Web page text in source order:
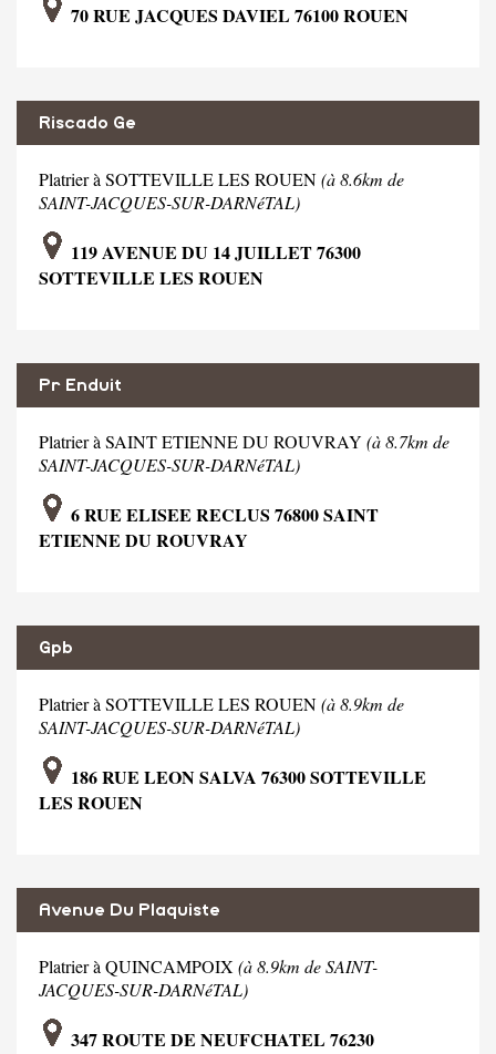
70 RUE JACQUES DAVIEL 76100 ROUEN
Riscado Ge
Platrier à SOTTEVILLE LES ROUEN(à 8.6km de
SAINT-JACQUES-SUR-DARNéTAL)
119 AVENUE DU 14 JUILLET 76300
SOTTEVILLE LES ROUEN
Pr Enduit
Platrier à SAINT ETIENNE DU ROUVRAY (à 8.7km de
SAINT-JACQUES-SUR-DARNéTAL)
6 RUE ELISEE RECLUS 76800 SAINT
ETIENNE DU ROUVRAY
Gpb
Platrier à SOTTEVILLE LES ROUEN(à 8.9km de
SAINT-JACQUES-SUR-DARNéTAL)
186 RUE LEON SALVA 76300 SOTTEVILLE
LES ROUEN
Avenue Du Plaquiste
Platrier à QUINCAMPOIX (à 8.9km de SAINT-
JACQUES-SUR-DARNéTAL)
347 ROUTE DE NEUFCHATEL 76230